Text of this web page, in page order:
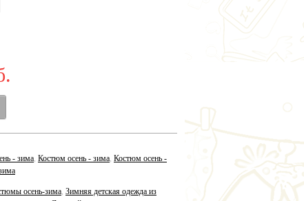
- зима, Костюм осень - зима, Костюм осень -
осень-зима, Зимняя детская одежда из